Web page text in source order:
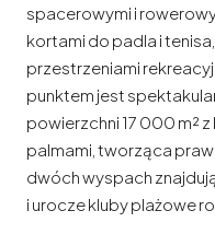
spacerowymi i
kortami do padla i
przestrzeniami
punktem jest
powierzchni 17 000 m²
palmami, tworząca
dwóch wyspach
i urocze kluby plażowe